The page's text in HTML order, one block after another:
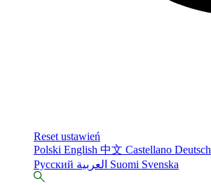
Reset ustawień
Polski English 中文 Castellano Deutsch
Русский
Suomi Svenska